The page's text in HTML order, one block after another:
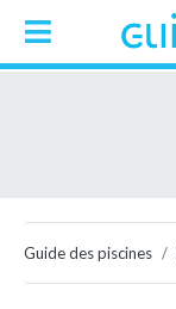
Guide des piscines